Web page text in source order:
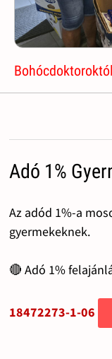
Adó 1%
Az adód 1%-a
gyermekeknek.
🔴 Adó 1%
18472273-1-06